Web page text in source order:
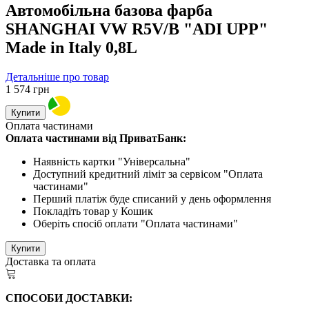
Автомобільна базова фарба
SHANGHAI VW R5V/B "ADI UPP"
Made in Italy 0,8L
Детальніше про товар
1 574 грн
Купити
Оплата частинами
Оплата частинами від ПриватБанк:
Наявність картки "Універсальна"
Доступний кредитний ліміт за сервісом "Оплата
частинами"
Перший платіж буде списаний у день оформлення
Покладіть товар у Кошик
Оберіть спосіб оплати "Оплата частинами"
Купити
Доставка та оплата
СПОСОБИ ДОСТАВКИ: